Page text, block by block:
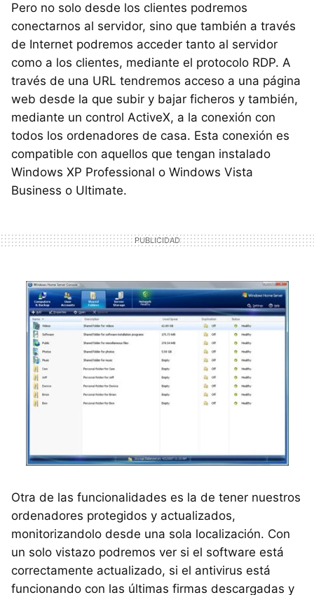
Pero no solo desde los clientes podremos
conectarnos al servidor, sino que también a través
de Internet podremos acceder tanto al servidor
como a los clientes, mediante el protocolo RDP. A
través de una URL tendremos acceso a una página
web desde la que subir y bajar ficheros y también,
mediante un control ActiveX, a la conexión con
todos los ordenadores de casa. Esta conexión es
compatible con aquellos que tengan instalado
Windows XP Professional o Windows Vista
Business o Ultimate.
Otra de las funcionalidades es la de tener nuestros
ordenadores protegidos y actualizados,
monitorizandolo desde una sola localización. Con
un solo vistazo podremos ver si el software está
correctamente actualizado, si el antivirus está
funcionando con las últimas firmas descargadas y